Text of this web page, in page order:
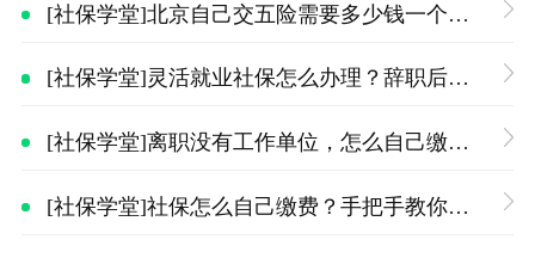
[社保学堂]北京自己交五险需要多少钱一个月？2026缴费明细、参保方式一览
[社保学堂]灵活就业社保怎么办理？辞职后社保续保流程详细介绍
[社保学堂]离职没有工作单位，怎么自己缴纳职工养老保险+医保？2026实操指南
[社保学堂]社保怎么自己缴费？手把手教你线上办理（附流程）